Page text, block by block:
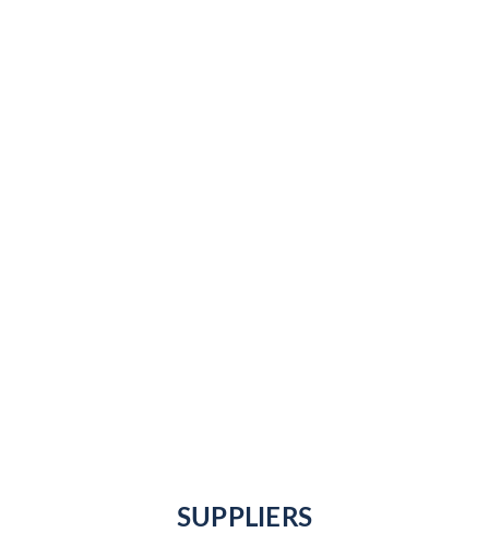
SUPPLIERS